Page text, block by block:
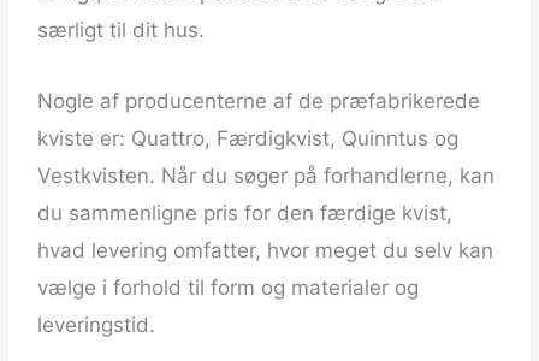
særligt til dit hus.
Nogle af producenterne af de præfabrikerede
kviste er: Quattro, Færdigkvist, Quinntus og
Vestkvisten. Når du søger på forhandlerne, kan
du sammenligne pris for den færdige kvist,
hvad levering omfatter, hvor meget du selv kan
vælge i forhold til form og materialer og
leveringstid.